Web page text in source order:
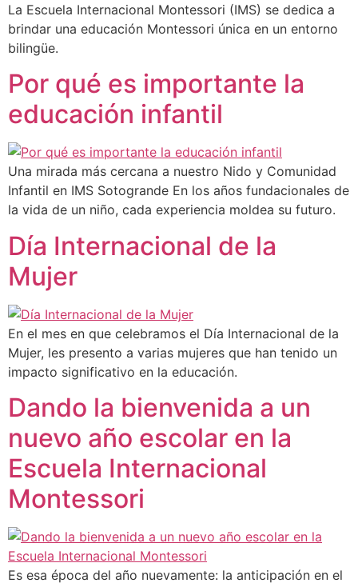
La Escuela Internacional Montessori (IMS) se dedica a
brindar una educación Montessori única en un entorno
bilingüe.
Por qué es importante la
educación infantil
Una mirada más cercana a nuestro Nido y Comunidad
Infantil en IMS Sotogrande En los años fundacionales de
la vida de un niño, cada experiencia moldea su futuro.
Día Internacional de la
Mujer
En el mes en que celebramos el Día Internacional de la
Mujer, les presento a varias mujeres que han tenido un
impacto significativo en la educación.
Dando la bienvenida a un
nuevo año escolar en la
Escuela Internacional
Montessori
Es esa época del año nuevamente: la anticipación en el